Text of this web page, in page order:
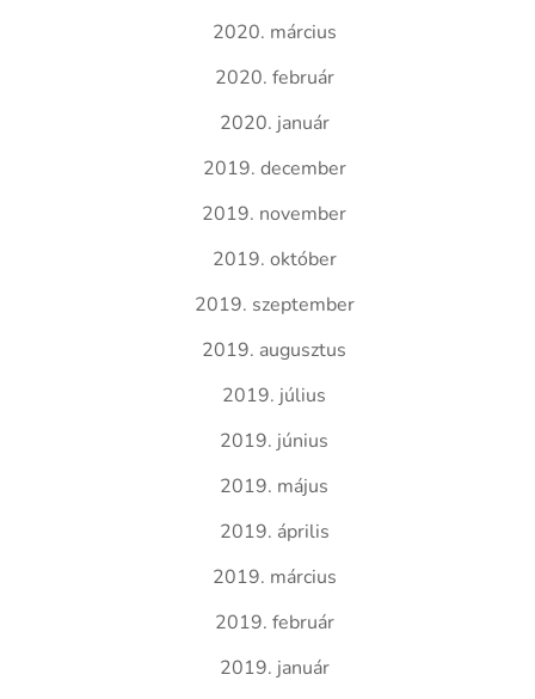
2020. március
2020. február
2020. január
2019. december
2019. november
2019. október
2019. szeptember
2019. augusztus
2019. július
2019. június
2019. május
2019. április
2019. március
2019. február
2019. január